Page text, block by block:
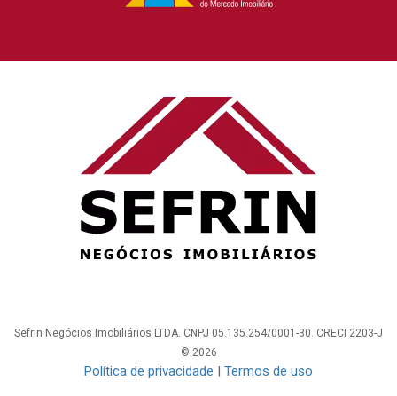
Sefrin Negócios Imobiliários LTDA. CNPJ 05.135.254/0001-30. CRECI 2203-J
© 2026
Política de privacidade | Termos de uso